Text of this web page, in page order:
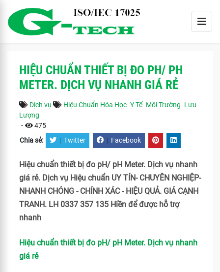
HIỆU CHUẨN THIẾT BỊ ĐO PH/ PH
METER. DỊCH VỤ NHANH GIÁ RẺ
Dịch vụ
Hiệu Chuẩn Hóa Học- Y Tế- Môi Trường- Lưu
Lượng
-
475
Chia sẻ: | Twitter | Facebook
Hiệu chuẩn thiết bị đo pH/ pH Meter. Dịch vụ nhanh
giá rẻ. Dịch vụ Hiệu chuẩn UY TÍN- CHUYÊN NGHIỆP-
NHANH CHÓNG - CHÍNH XÁC - HIỆU QUẢ. GIÁ CẠNH
TRANH. LH 0337 357 135 Hiền để được hỗ trợ
nhanh
Hiệu chuẩn thiết bị đo pH/ pH Meter. Dịch vụ nhanh
giá rẻ